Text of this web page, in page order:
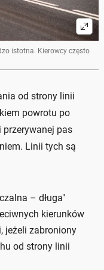
istotna. Kierowcy często
od strony linii
powrotu po
przerywanej pas
Linii tych są
– długa"
kierunków
jeżeli zabroniony
od strony linii